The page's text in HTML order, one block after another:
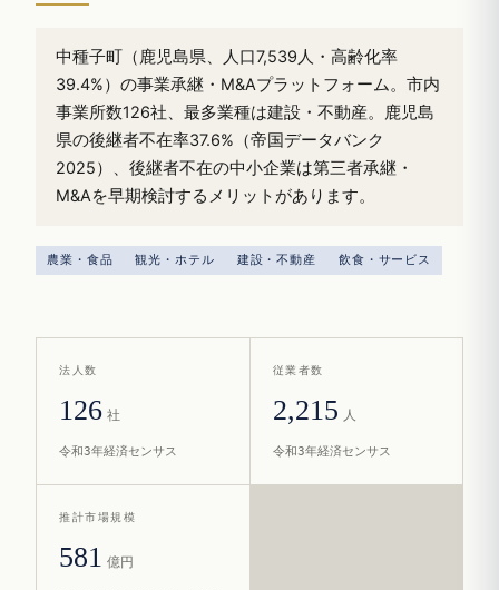
中種子町（鹿児島県、人口7,539人・高齢化率
39.4%）の事業承継・M&Aプラットフォーム。市内
事業所数126社、最多業種は建設・不動産。鹿児島
県の後継者不在率37.6%（帝国データバンク
2025）、後継者不在の中小企業は第三者承継・
M&Aを早期検討するメリットがあります。
農業・食品 観光・ホテル 建設・不動産 飲食・サービス
法人数
126 社
令和3年経済センサス
従業者数
2,215 人
令和3年経済センサス
推計市場規模
581 億円